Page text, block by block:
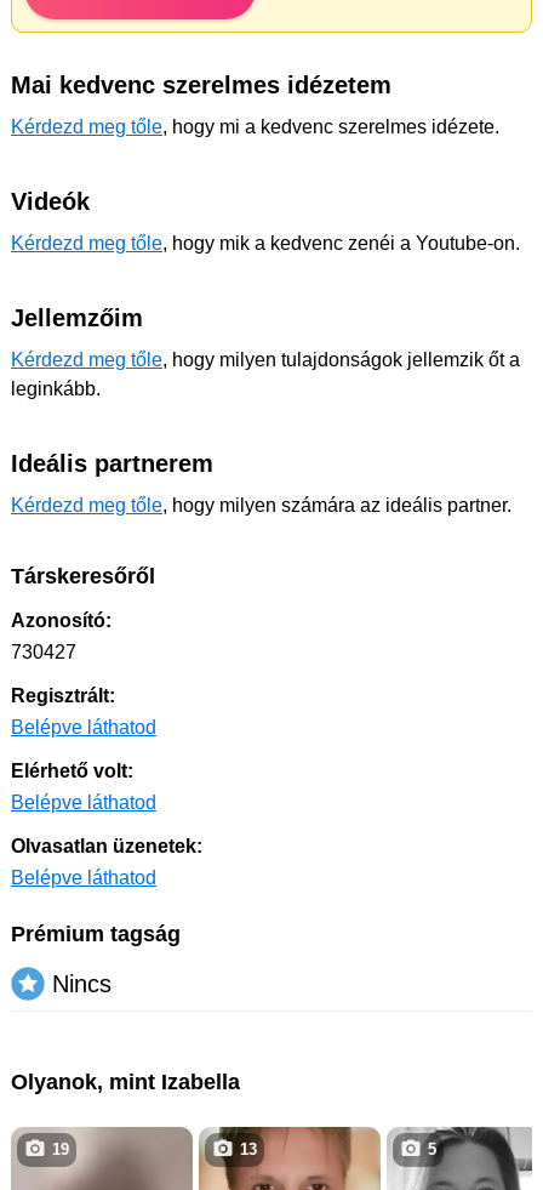
Mai kedvenc szerelmes idézetem
Kérdezd meg tőle, hogy mi a kedvenc szerelmes idézete.
Videók
Kérdezd meg tőle, hogy mik a kedvenc zenéi a Youtube-on.
Jellemzőim
Kérdezd meg tőle, hogy milyen tulajdonságok jellemzik őt a
leginkább.
Ideális partnerem
Kérdezd meg tőle, hogy milyen számára az ideális partner.
Társkeresőről
Azonosító:
730427
Regisztrált:
Belépve láthatod
Elérhető volt:
Belépve láthatod
Olvasatlan üzenetek:
Belépve láthatod
Prémium tagság
Nincs
Olyanok, mint Izabella
19 13 5